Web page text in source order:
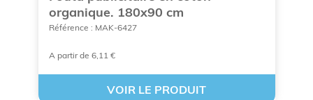
organique. 180x90 cm
Référence : MAK-6427
A partir de 6,11 €
VOIR LE PRODUIT